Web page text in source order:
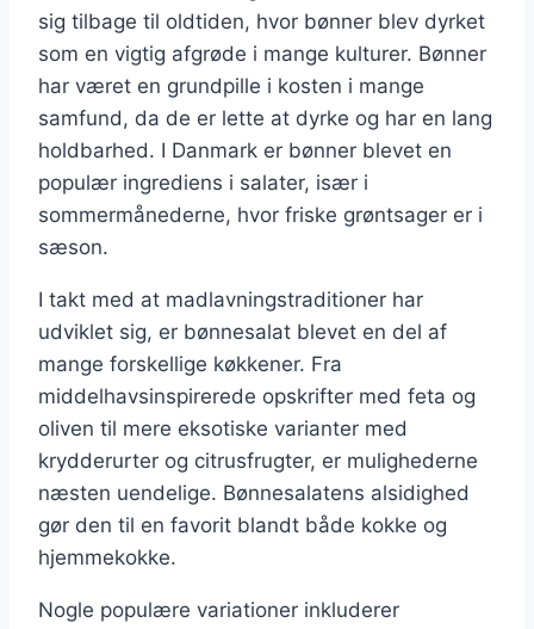
sig tilbage til oldtiden, hvor bønner blev dyrket
som en vigtig afgrøde i mange kulturer. Bønner
har været en grundpille i kosten i mange
samfund, da de er lette at dyrke og har en lang
holdbarhed. I Danmark er bønner blevet en
populær ingrediens i salater, især i
sommermånederne, hvor friske grøntsager er i
sæson.
I takt med at madlavningstraditioner har
udviklet sig, er bønnesalat blevet en del af
mange forskellige køkkener. Fra
middelhavsinspirerede opskrifter med feta og
oliven til mere eksotiske varianter med
krydderurter og citrusfrugter, er mulighederne
næsten uendelige. Bønnesalatens alsidighed
gør den til en favorit blandt både kokke og
hjemmekokke.
Nogle populære variationer inkluderer